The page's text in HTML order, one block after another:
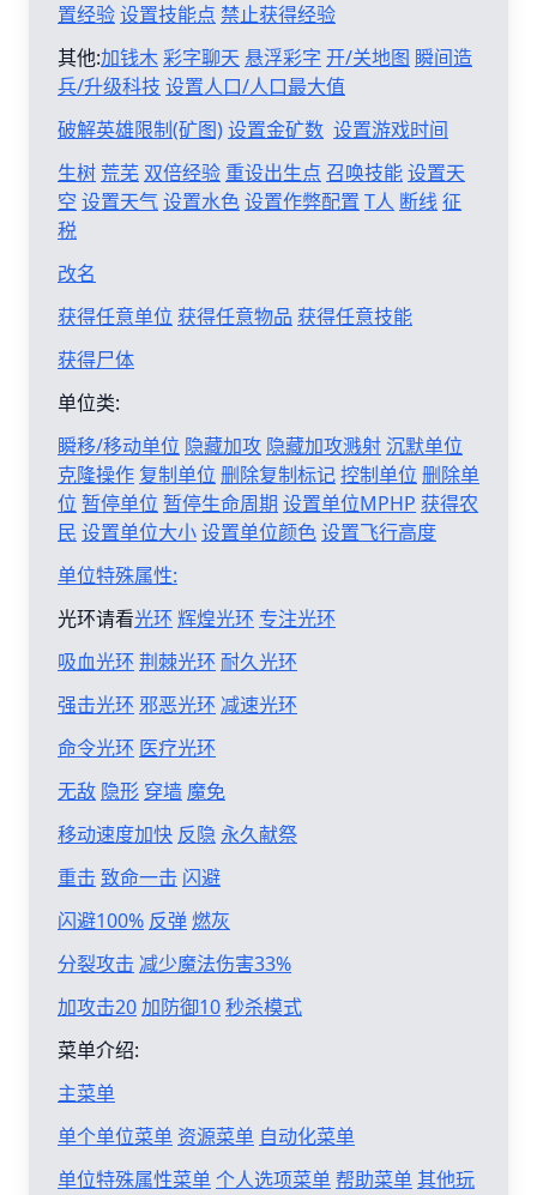
置经验设置技能点 禁止获得经验
其他:加钱木彩字聊天 悬浮彩字 开/关地图 瞬间造
兵/升级科技 设置人口/人口最大值
破解英雄限制(矿图)设置金矿数 设置游戏时间
生树 荒芜 双倍经验 重设出生点 召唤技能设置天
空 设置天气设置水色设置作弊配置 T人 断线征
税
改名
获得任意单位 获得任意物品 获得任意技能
获得尸体
单位类:
瞬移/移动单位 隐藏加攻 隐藏加攻溅射沉默单位
克隆操作 复制单位 删除复制标记控制单位 删除单
位 暂停单位 暂停生命周期 设置单位MPHP 获得农
民 设置单位大小设置单位颜色设置飞行高度
单位特殊属性:
光环请看光环 辉煌光环 专注光环
吸血光环 荆棘光环 耐久光环
强击光环 邪恶光环 减速光环
命令光环 医疗光环
无敌 隐形 穿墙 魔免
移动速度加快 反隐 永久献祭
重击 致命一击 闪避
闪避100% 反弹燃灰
分裂攻击 减少魔法伤害33%
加攻击20加防御10秒杀模式
菜单介绍:
主菜单
单个单位菜单 资源菜单 自动化菜单
单位特殊属性菜单个人选项菜单帮助菜单其他玩